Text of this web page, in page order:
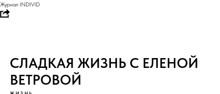
Журнал INDIVID
СЛАДКАЯ ЖИЗНЬ С ЕЛЕНОЙ
ВЕТРОВОЙ